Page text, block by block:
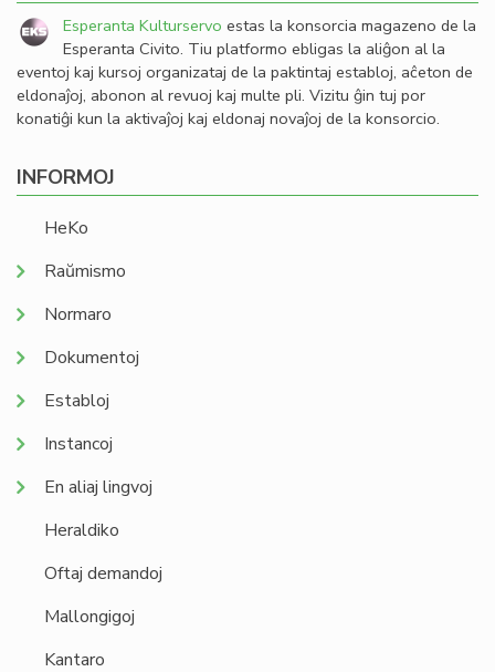
Esperanta Kulturservo estas la konsorcia magazeno de la
Esperanta Civito. Tiu platformo ebligas la aliĝon al la
eventoj kaj kursoj organizataj de la paktintaj establoj, aĉeton de
eldonaĵoj, abonon al revuoj kaj multe pli. Vizitu ĝin tuj por
konatiĝi kun la aktivaĵoj kaj eldonaj novaĵoj de la konsorcio.
INFORMOJ
HeKo
Raŭmismo
Normaro
Dokumentoj
Establoj
Instancoj
En aliaj lingvoj
Heraldiko
Oftaj demandoj
Mallongigoj
Kantaro